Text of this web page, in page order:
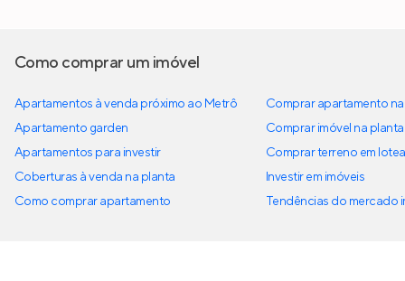
Como comprar um imóvel
Apartamentos à venda próximo ao Metrô
Apartamento garden
Apartamentos para investir
Coberturas à venda na planta
Como comprar apartamento
Comprar apartamento
Comprar imóvel na planta
Comprar terreno em
Investir em imóveis
Tendências do mercado